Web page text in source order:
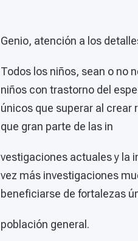
Genio, atención a los
Todos los niños, sean o no
niños con trastorno del
únicos que superar al
que gran parte de las in
vestigaciones actuales y la
vez más investigaciones
beneficiarse de fortalezas
población general.